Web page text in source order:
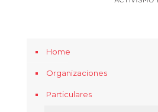
Home
Organizaciones
Particulares